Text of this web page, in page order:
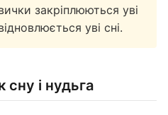
закріплюються уві
уві сні.
сну і нудьга